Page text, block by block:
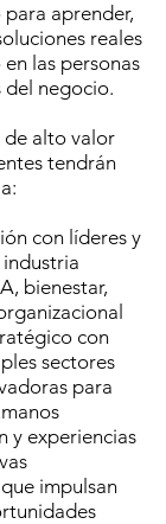
aprender,
reales
las personas
del negocio.
alto valor
tendrán
con líderes y
bienestar,
con
sectores
para
y experiencias
impulsan